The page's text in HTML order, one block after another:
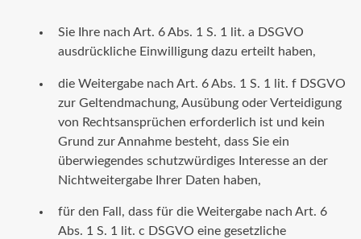
Sie Ihre nach Art. 6 Abs. 1 S. 1 lit. a DSGVO
ausdrückliche Einwilligung dazu erteilt haben,
die Weitergabe nach Art. 6 Abs. 1 S. 1 lit. f DSGVO
zur Geltendmachung, Ausübung oder Verteidigung
von Rechtsansprüchen erforderlich ist und kein
Grund zur Annahme besteht, dass Sie ein
überwiegendes schutzwürdiges Interesse an der
Nichtweitergabe Ihrer Daten haben,
für den Fall, dass für die Weitergabe nach Art. 6
Abs. 1 S. 1 lit. c DSGVO eine gesetzliche